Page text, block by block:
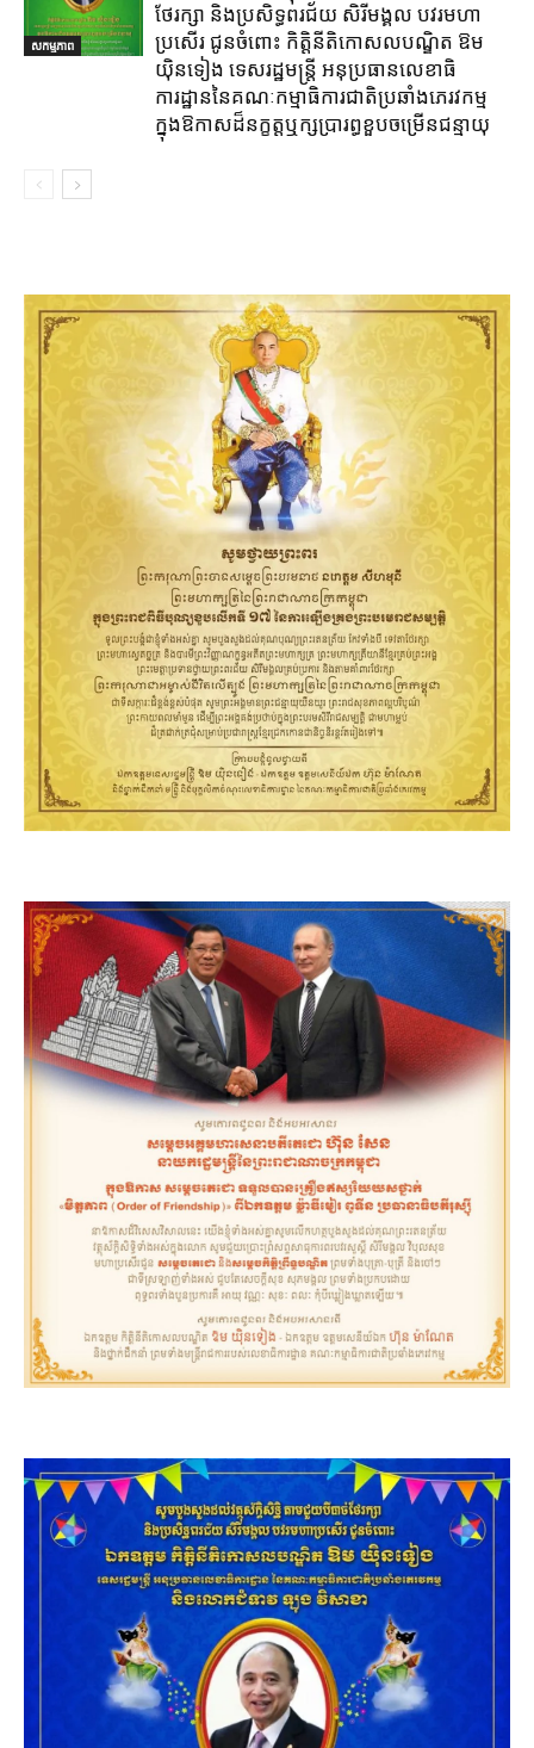
សកម្មភាព
ថែរក្សា និងប្រសិទ្ធពរជ័យ សិរីមង្គល បវរមហា
ប្រសើរ ជូនចំពោះ កិត្តិនីតិកោសលបណ្ឌិត ឱម
យ៉ិនទៀង ទេសរដ្ឋមន្រ្តី អនុប្រធានលេខាធិ
ការដ្ឋាននៃគណៈកម្មាធិការជាតិប្រឆាំងភេរវកម្ម
ក្នុងឱកាសដ៏នក្ខត្តឬក្សប្រារព្ធខួបចម្រើនជន្មាយុ